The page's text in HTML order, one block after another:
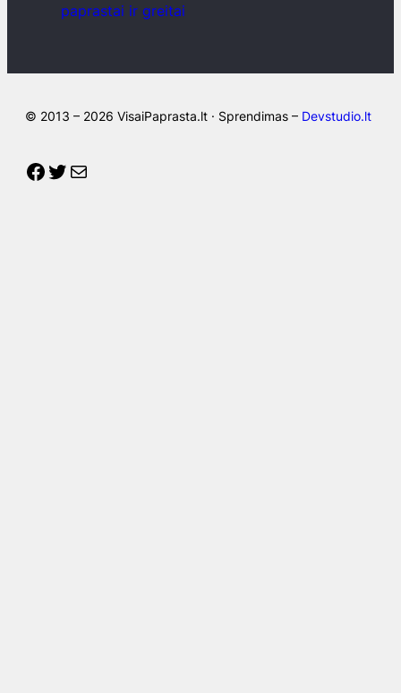
paprastai ir greitai
© 2013 – 2026 VisaiPaprasta.lt · Sprendimas – Devstudio.lt
Facebook
Twitter
Mail